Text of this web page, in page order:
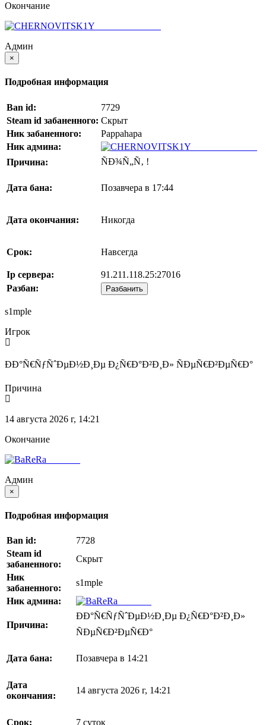
Окончание
Админ
×
Подробная информация
Ban id:
7729
Steam id забаненного: Скрыт
Ник забаненного:
Pappahapa
Ник админа:
Причина: ÑÐ¾Ñ„Ñ‚ !
Дата бана: Позавчера в 17:44
Дата окончания: Никогда
Срок: Навсегда
Ip сервера:
91.211.118.25:27016
Разбан:
Разбанить
s1mple
Игрок
ÐÐ°Ñ€ÑƒÑˆÐµÐ½Ð¸Ðµ Ð¿Ñ€Ð°Ð²Ð¸Ð» ÑÐµÑ€Ð²ÐµÑ€Ð°
Причина
14 августа 2026 г, 14:21
Окончание
Админ
×
Подробная информация
Ban id:
7728
Steam id
забаненного:
Скрыт
Ник
забаненного:
s1mple
Ник админа:
Причина:
ÐÐ°Ñ€ÑƒÑˆÐµÐ½Ð¸Ðµ Ð¿Ñ€Ð°Ð²Ð¸Ð»
ÑÐµÑ€Ð²ÐµÑ€Ð°
Дата бана: Позавчера в 14:21
Дата
окончания:
14 августа 2026 г, 14:21
Срок: 7 суток